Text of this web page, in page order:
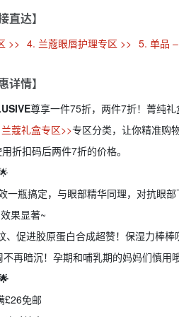
直达】
>> 4. 兰蔻眼唇护理专区 >> 5. 单品
详情】
尊享一件75折，两件7折！菁纯礼
兰蔻礼盒专区>>专区分类，让你精准购
折扣码后两件7折的价格。
一瓶搞定，与眼部精华同理，对抗眼
果显著~
促进胶原蛋白合成超赞！保湿力棒棒
再暗沉！孕期和哺乳期的妈妈们慎用
£26免邮